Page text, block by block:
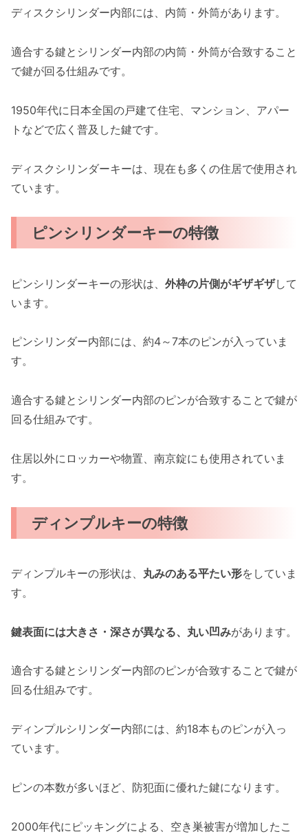
ディスクシリンダー内部には、内筒・外筒があります。
適合する鍵とシリンダー内部の内筒・外筒が合致すること
で鍵が回る仕組みです。
1950年代に日本全国の戸建て住宅、マンション、アパー
トなどで広く普及した鍵です。
ディスクシリンダーキーは、現在も多くの住居で使用され
ています。
ピンシリンダーキーの特徴
ピンシリンダーキーの形状は、 外枠の片側がギザギザして
います。
ピンシリンダー内部には、約4～7本のピンが入っていま
す。
適合する鍵とシリンダー内部のピンが合致することで鍵が
回る仕組みです。
住居以外にロッカーや物置、南京錠にも使用されていま
す。
ディンプルキーの特徴
ディンプルキーの形状は、 丸みのある平たい形をしていま
す。
鍵表面には大きさ・深さが異なる、丸い凹みがあります。
適合する鍵とシリンダー内部のピンが合致することで鍵が
回る仕組みです。
ディンプルシリンダー内部には、約18本ものピンが入っ
ています。
ピンの本数が多いほど、防犯面に優れた鍵になります。
2000年代にピッキングによる、空き巣被害が増加したこ